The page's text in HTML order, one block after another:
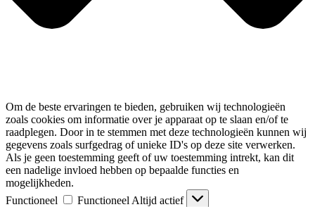
Om de beste ervaringen te bieden, gebruiken wij technologieën
zoals cookies om informatie over je apparaat op te slaan en/of te
raadplegen. Door in te stemmen met deze technologieën kunnen wij
gegevens zoals surfgedrag of unieke ID's op deze site verwerken.
Als je geen toestemming geeft of uw toestemming intrekt, kan dit
een nadelige invloed hebben op bepaalde functies en
mogelijkheden.
Functioneel
Functioneel Altijd actief